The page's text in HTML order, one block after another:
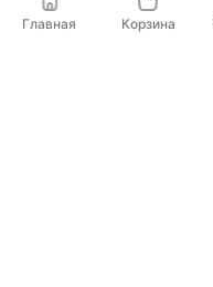
Главная Корзина